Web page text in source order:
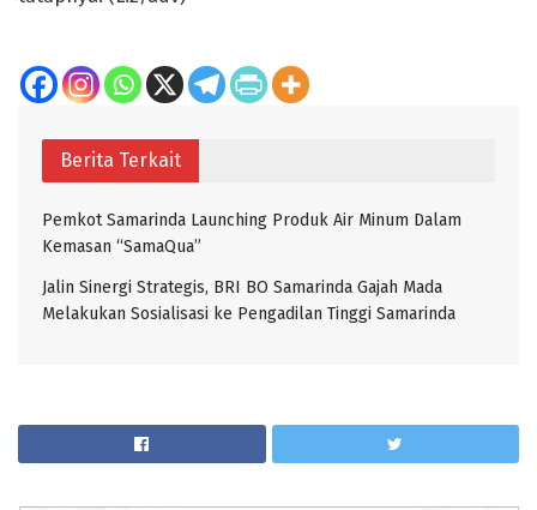
Berita Terkait
Pemkot Samarinda Launching Produk Air Minum Dalam
Kemasan “SamaQua”
Jalin Sinergi Strategis, BRI BO Samarinda Gajah Mada
Melakukan Sosialisasi ke Pengadilan Tinggi Samarinda